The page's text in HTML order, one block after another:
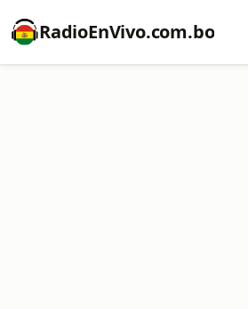
RadioEnVivo.com.bo